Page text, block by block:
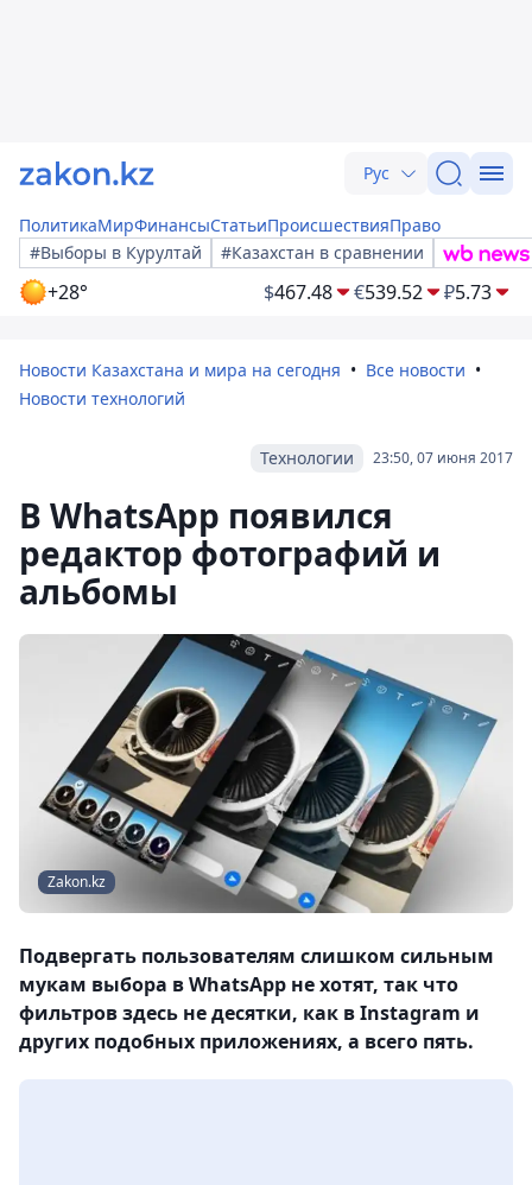
Рус
ПолитикаМирФинансыСтатьиПроисшествияПраво
#Выборы в Курултай
#Казахстан в сравнении
+28° $467.48 €539.52 ₽5.73
Новости Казахстана и мира на сегодня
Все новости
Новости технологий
23:50, 07 июня 2017
Технологии
В WhatsApp появился
редактор фотографий и
альбомы
Zakon.kz
Подвергать пользователям слишком сильным
мукам выбора в WhatsApp не хотят, так что
фильтров здесь не десятки, как в Instagram и
других подобных приложениях, а всего пять.